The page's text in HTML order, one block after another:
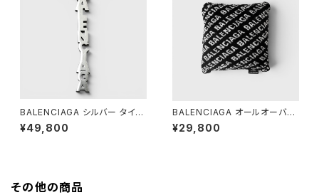
BALENCIAGA シルバー タイポ
ネックレス
¥49,800
BALENCIAGA オールオーバー
ロゴ クッション ブラック
¥29,800
その他の商品